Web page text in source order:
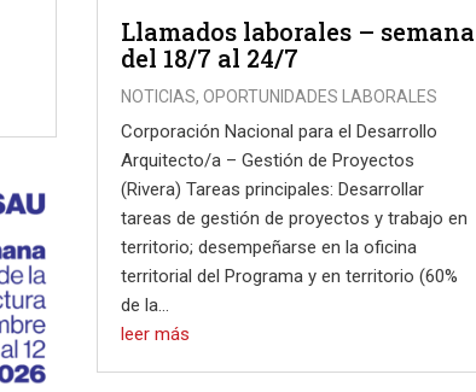
Llamados laborales – semana
del 18/7 al 24/7
NOTICIAS, OPORTUNIDADES LABORALES
Corporación Nacional para el Desarrollo
Arquitecto/a – Gestión de Proyectos
(Rivera) Tareas principales: Desarrollar
tareas de gestión de proyectos y trabajo en
territorio; desempeñarse en la oficina
territorial del Programa y en territorio (60%
de la...
leer más